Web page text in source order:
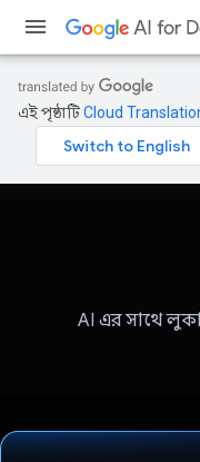
এই পৃষ্ঠাটিCloud
AI এর সাথে